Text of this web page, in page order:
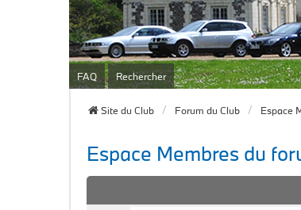
FAQ Rechercher
Site du Club Forum du Club Espace
Espace Membres du